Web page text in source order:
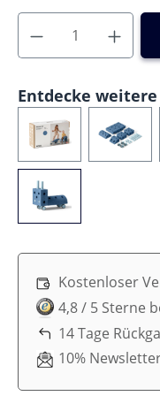
Entdecke
Kostenloser
4,8 / 5 Sterne
14 Tage
10%